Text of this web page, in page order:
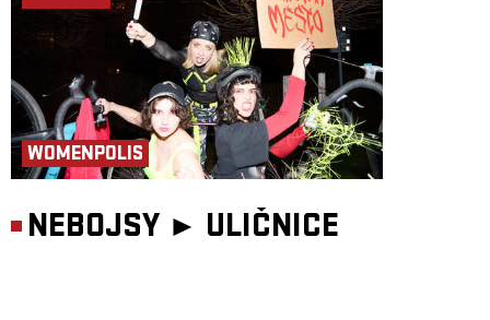
WOMENPOLIS
NEBOJSY ► ULIČNICE